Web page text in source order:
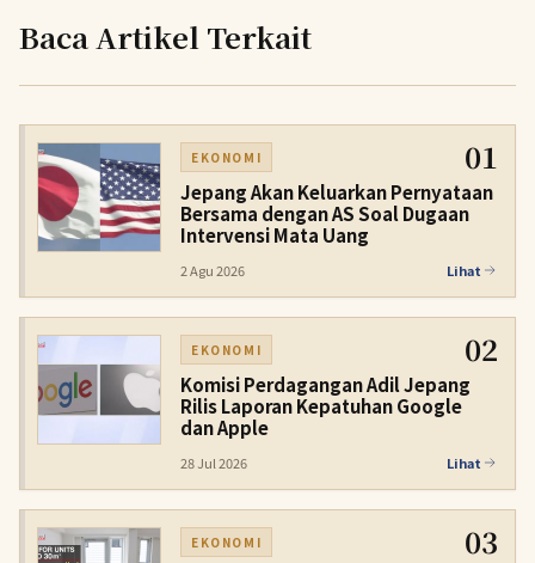
Baca Artikel Terkait
EKONOMI 01
Jepang Akan Keluarkan Pernyataan
Bersama dengan AS Soal Dugaan
Intervensi Mata Uang
2 Agu 2026 Lihat
EKONOMI 02
Komisi Perdagangan Adil Jepang
Rilis Laporan Kepatuhan Google
dan Apple
28 Jul 2026 Lihat
EKONOMI 03